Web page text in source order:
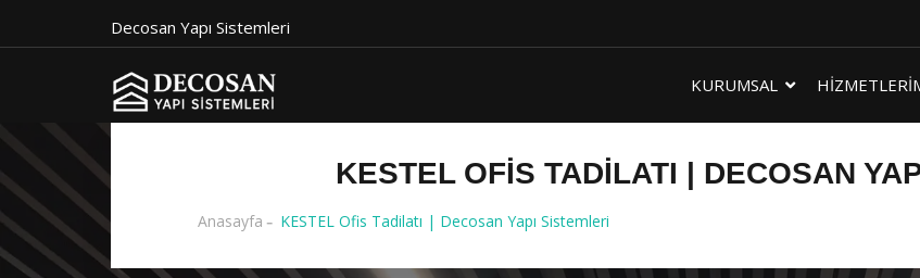
Decosan Yapı Sistemleri
KURUMSAL
KESTEL OFIS TADILATI | DECOSAN
Anasayfa KESTEL Ofis Tadilatı | Decosan Yapı Sistemleri